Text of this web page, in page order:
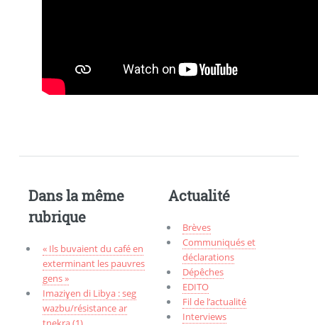
Dans la même
rubrique
« Ils buvaient du café en
exterminant les pauvres
gens »
Imaziɣen di Libya : seg
wazbu/résistance ar
Actualité
Brèves
Communiqués et
déclarations
Dépêches
EDITO
Fil de l’actualité
Interviews